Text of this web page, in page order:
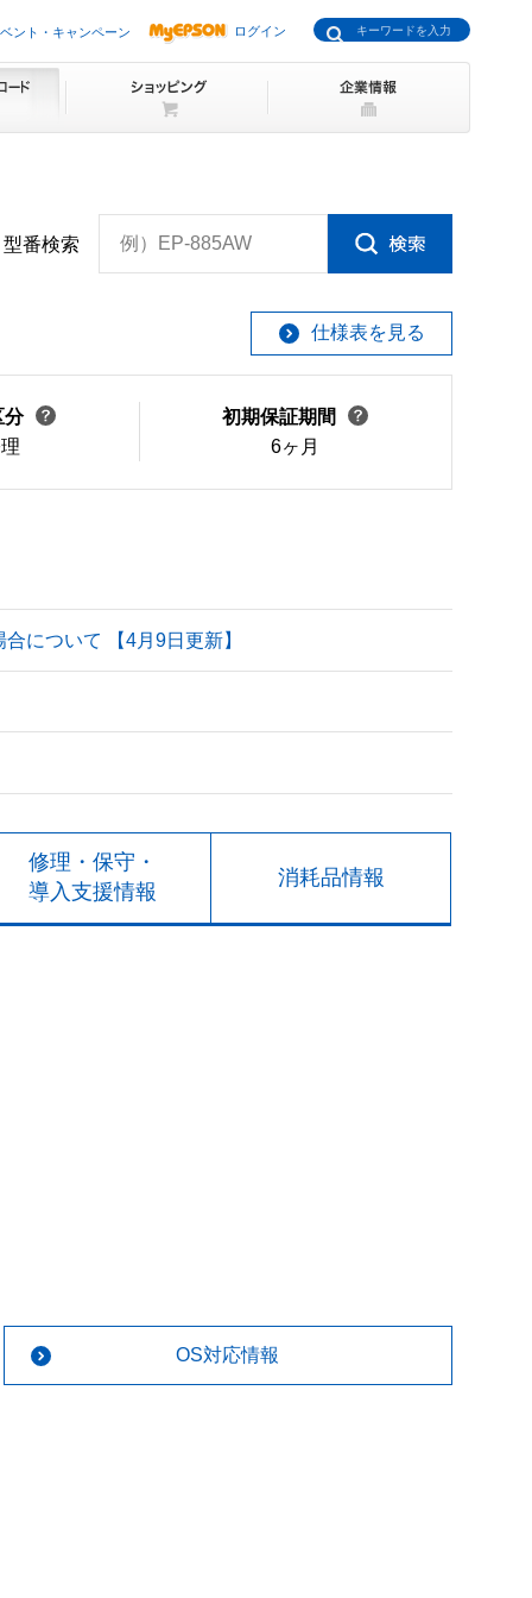
ント・キャンペーン ログイン
型番検索 例）EP-885AW
仕様表を見る
分
初期保証期間
6ヶ月
について 【4月9日更新】
修理・保守・
導入支援情報
消耗品情報
OS対応情報